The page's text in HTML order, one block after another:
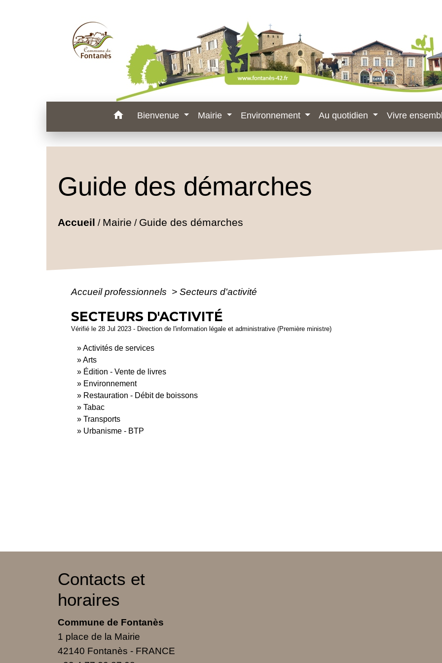
home Bienvenue Mairie Environnement Au quotidien Vivre
Guide des démarches
Accueil / Mairie / Guide des démarches
Accueil professionnels > Secteurs d'activité
SECTEURS D'ACTIVITÉ
Vérifié le 28 Jul 2023 - Direction de l'information légale et administrative (Première ministre)
Activités de services
Arts
Édition - Vente de livres
Environnement
Restauration - Débit de boissons
Tabac
Transports
Urbanisme - BTP
Contacts et
horaires
Commune de Fontanès
1 place de la Mairie
42140 Fontanès - FRANCE